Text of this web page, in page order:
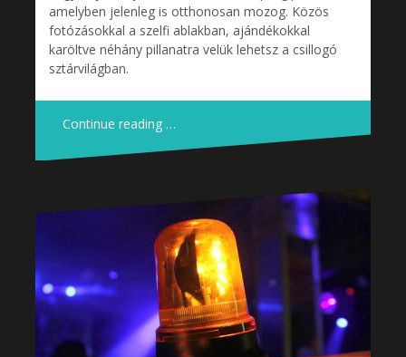
amelyben jelenleg is otthonosan mozog. Közös
fotózásokkal a szelfi ablakban, ajándékokkal
karöltve néhány pillanatra velük lehetsz a csillogó
sztárvilágban.
Continue reading …